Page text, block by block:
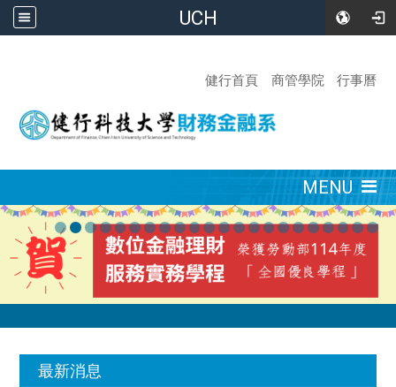
UCH
健行首頁
商管學院 行事曆
MENU
最新消息